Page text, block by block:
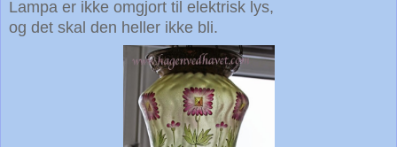
Lampa er ikke omgjort til elektrisk lys,
og det skal den heller ikke bli.